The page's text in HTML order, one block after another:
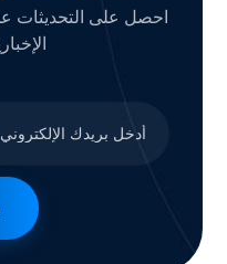
احصل على التحديثات